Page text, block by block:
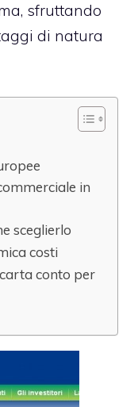
sfruttando
di natura
in
sceglierlo
costi
conto per